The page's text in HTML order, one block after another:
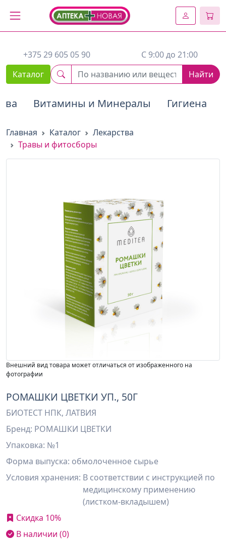
2. Вставьте этот код сразу же после открывающего тега :
+375 29 605 05 90
C 9:00 до 21:00
Каталог
Найти
Витамины и Минералы Гигиена
Главная Каталог
Лекарства
Травы и фитосборы
Внешний вид товара может отличаться от изображенного на
фотографии
РОМАШКИ ЦВЕТКИ УП., 50Г
БИОТЕСТ НПК, ЛАТВИЯ
Бренд: РОМАШКИ ЦВЕТКИ
Упаковка: №1
Форма выпуска: обмолоченное сырье
Условия хранения: В соответствии с инструкцией по
медицинскому применению
(листком-вкладышем)
Скидка 10%
В наличии (0)